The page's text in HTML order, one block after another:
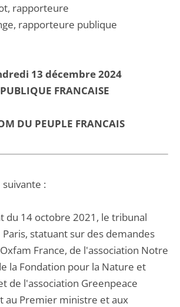
rapporteure
rapporteure publique
13 décembre 2024
FRANCAISE
DU PEUPLE FRANCAIS
:
du 14 octobre 2021, le tribunal
statuant sur des demandes
France, de l'association Notre
la Fondation pour la Nature et
de l'association Greenpeace
au Premier ministre et aux